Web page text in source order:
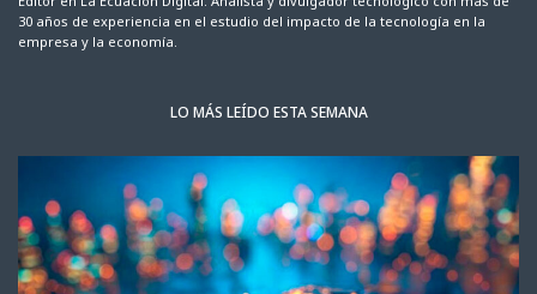
30 años de experiencia en el estudio del impacto de la tecnología en la
empresa y la economía.
LO MÁS LEÍDO ESTA SEMANA